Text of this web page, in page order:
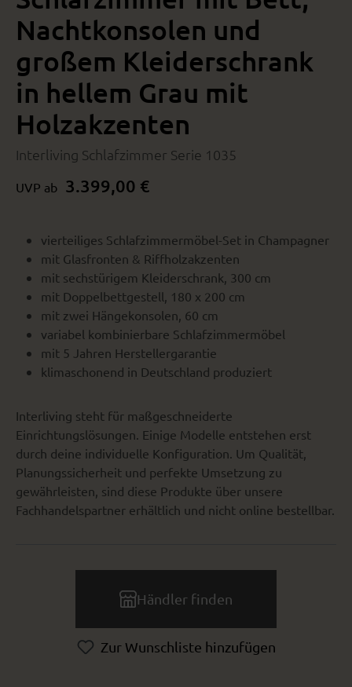
Nachtkonsolen und
großem Kleiderschrank
in hellem Grau mit
Holzakzenten
Interliving Schlafzimmer Serie 1035
UVP ab 3.399,00 €
vierteiliges Schlafzimmermöbel-Set in Champagner
mit Glasfronten & Riffholzakzenten
mit sechstürigem Kleiderschrank, 300 cm
mit Doppelbettgestell, 180 x 200 cm
mit zwei Hängekonsolen, 60 cm
variabel kombinierbare Schlafzimmermöbel
mit 5 Jahren Herstellergarantie
klimaschonend in Deutschland produziert
Interliving steht für maßgeschneiderte
Einrichtungslösungen. Einige Modelle entstehen erst
durch deine individuelle Konfiguration. Um Qualität,
Planungssicherheit und perfekte Umsetzung zu
gewährleisten, sind diese Produkte über unsere
Fachhandelspartner erhältlich und nicht online bestellbar.
Händler finden
Zur Wunschliste hinzufügen